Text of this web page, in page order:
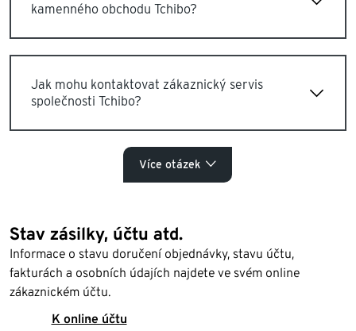
kamenného obchodu Tchibo?
Jak mohu kontaktovat zákaznický servis
společnosti Tchibo?
Více otázek
Stav zásilky, účtu atd.
Informace o stavu doručení objednávky, stavu účtu,
fakturách a osobních údajích najdete ve svém online
zákaznickém účtu.
K online účtu